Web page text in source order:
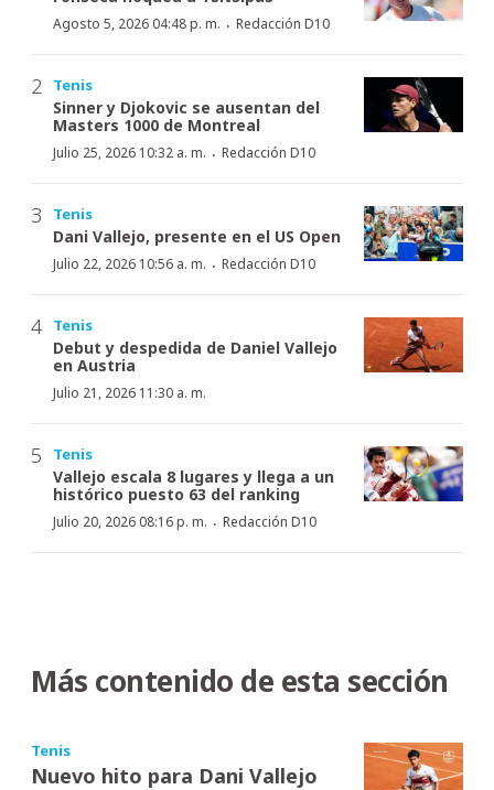
Agosto 5, 2026 04:48 p. m. · Redacción D10
Tenis
Sinner y Djokovic se ausentan del
Masters 1000 de Montreal
Julio 25, 2026 10:32 a. m. · Redacción D10
Tenis
Dani Vallejo, presente en el US Open
Julio 22, 2026 10:56 a. m. · Redacción D10
Tenis
Debut y despedida de Daniel Vallejo
en Austria
Julio 21, 2026 11:30 a. m.
Tenis
Vallejo escala 8 lugares y llega a un
histórico puesto 63 del ranking
Julio 20, 2026 08:16 p. m. · Redacción D10
Más contenido de esta sección
Tenis
Nuevo hito para Dani Vallejo